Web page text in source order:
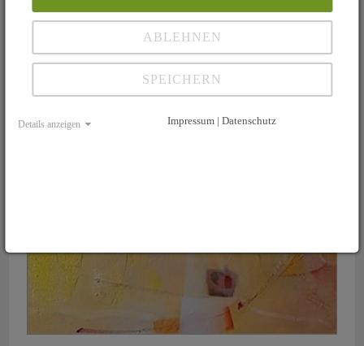
ABLEHNEN
SPEICHERN
Details anzeigen Impressum | Datenschutz